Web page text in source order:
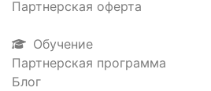
Партнерская оферта
Обучение
Партнерская программа
Блог